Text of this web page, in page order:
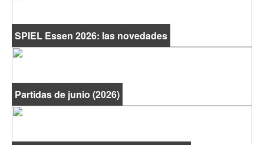
SPIEL Essen 2026: las novedades
Partidas de junio (2026)